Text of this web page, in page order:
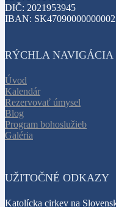
DIČ: 2021953945
IBAN:
RÝCHLA NAVIGÁCIA
Úvod
Kalendár
Rezervovať úmysel
Blog
Program bohoslužieb
Galéria
UŽITOČNÉ ODKAZY
Katolícka cirkev na